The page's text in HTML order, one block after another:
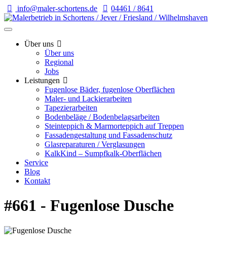
info@maler-schortens.de 04461 / 8641
Über uns
Über uns
Regional
Jobs
Leistungen
Fugenlose Bäder, fugenlose Oberflächen
Maler- und Lackierarbeiten
Tapezierarbeiten
Bodenbeläge / Bodenbelagsarbeiten
Steinteppich & Marmorteppich auf Treppen
Fassadengestaltung und Fassadenschutz
Glasreparaturen / Verglasungen
KalkKind – Sumpfkalk-Oberflächen
Service
Blog
Kontakt
#661 - Fugenlose Dusche